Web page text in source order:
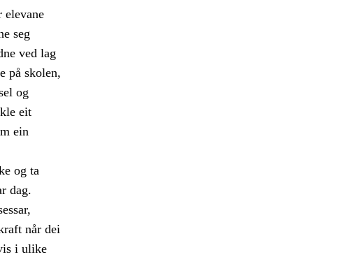
seg
ved lag
på skolen,
og
eit
ein
og ta
dag.
når dei
i ulike